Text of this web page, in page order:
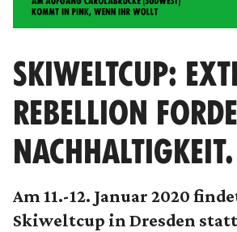
SKIWELTCUP:
REBELLION
NACHHALTIGKEIT.
Am 11.-12. Januar 2020
Skiweltcup in Dresden